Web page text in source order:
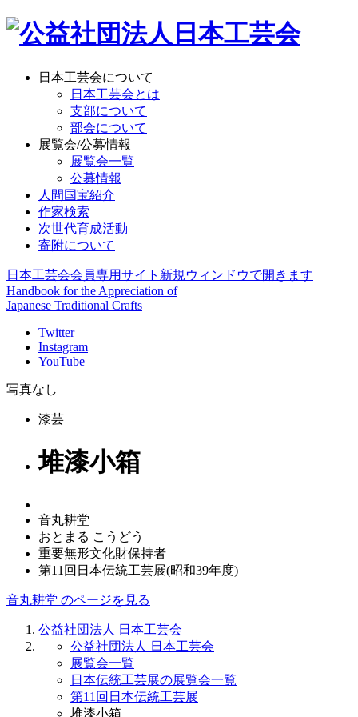
日本工芸会について
日本工芸会とは
支部について
部会について
展覧会/公募情報
展覧会一覧
公募情報
人間国宝紹介
作家検索
次世代育成活動
寄附について
日本工芸会会員専用サイト 新規ウィンドウで開きます
Handbook for the Appreciation of
Japanese Traditional Crafts
Twitter
Instagram
YouTube
写真なし
漆芸
堆漆小箱
音丸耕堂
おとまる こうどう
重要無形文化財保持者
第11回日本伝統工芸展(昭和39年度)
音丸耕堂 のページを見る
公益社団法人 日本工芸会
公益社団法人 日本工芸会
展覧会一覧
日本伝統工芸展の展覧会一覧
第11回日本伝統工芸展
堆漆小箱